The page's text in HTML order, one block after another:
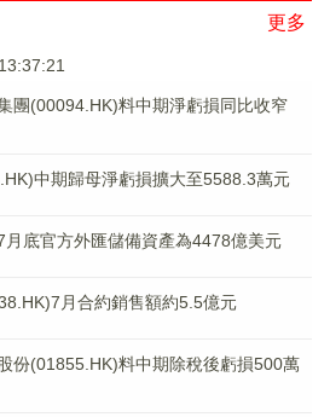
更多
團(00094.HK)料中期淨虧損同比收窄
中期歸母淨虧損擴大至5588.3萬元
月底官方外匯儲備資產為4478億美元
月合約銷售額約5.5億元
份(01855.HK)料中期除稅後虧損500萬